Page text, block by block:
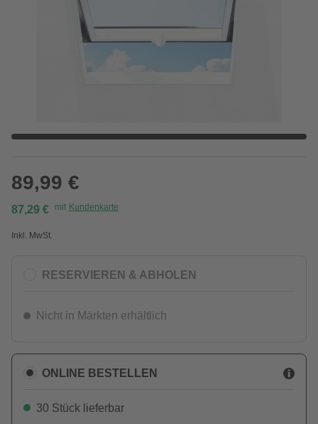
89,99 €
87,29 € mit Kundenkarte
Inkl. MwSt.
RESERVIEREN & ABHOLEN
Nicht in Märkten erhältlich
ONLINE BESTELLEN
30 Stück lieferbar